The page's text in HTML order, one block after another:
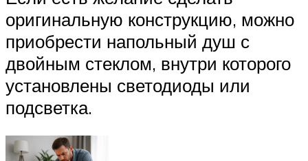
оригинальную конструкцию, можно
приобрести напольный душ с
двойным стеклом, внутри которого
установлены светодиоды или
подсветка.